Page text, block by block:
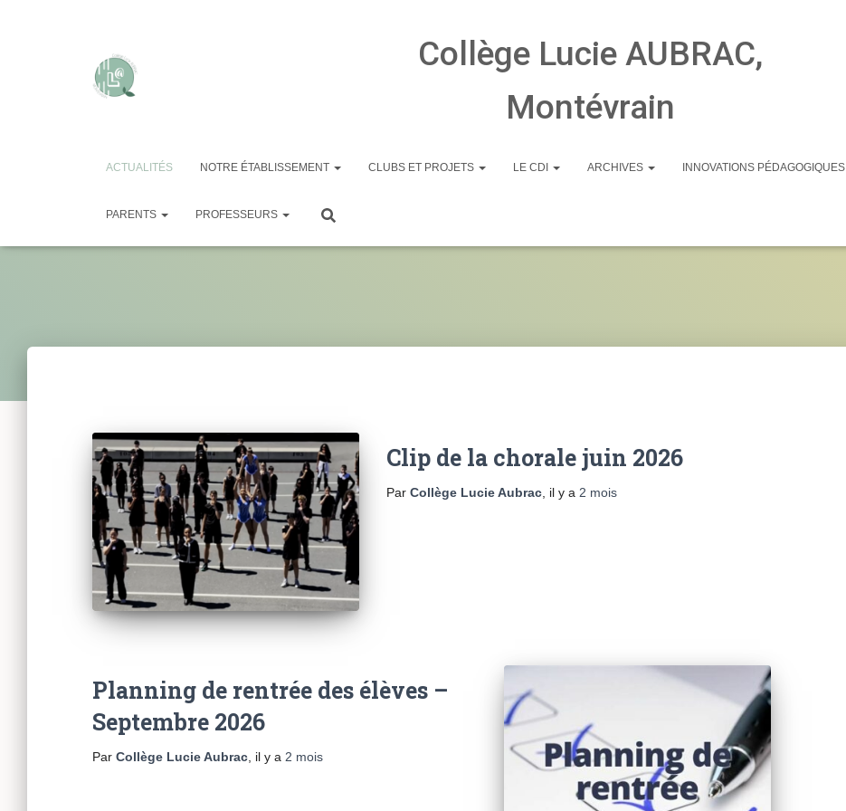
Collège Lucie AUBRAC,
Montévrain
ACTUALITÉS NOTRE ÉTABLISSEMENT CLUBS ET PROJETS LE CDI ARCHIVES INNOVATIONS PÉDAGOGIQUES
PARENTS PROFESSEURS
Clip de la chorale juin 2026
Par Collège Lucie Aubrac , il y a 2 mois
Planning de rentrée des élèves –
Septembre 2026
Par Collège Lucie Aubrac , il y a 2 mois